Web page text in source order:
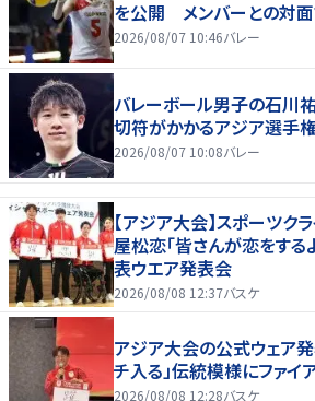
を公開 メンバーとの対
2026/08/07 10:46バレー
バレーボール男子の石
切符がかかるアジア選手権
2026/08/07 10:08バレー
【アジア大会】スポーツ
屋松恋「皆さんが恋をす
表ウエア発表会
2026/08/08 12:37バスケ
アジア大会の公式ウェア
チ入る」伝統模様にファイ
2026/08/08 12:28バスケ